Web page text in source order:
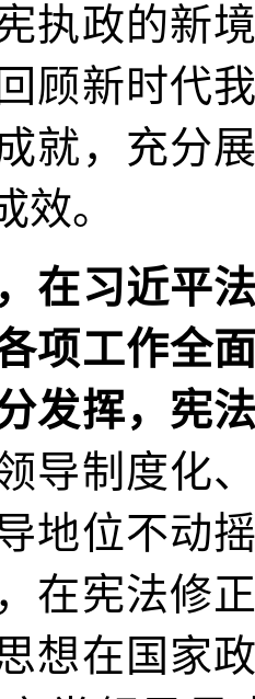
执政的新
顾新时代
就，充分
效。
在习近平
项工作全
发挥，宪
导制度化
地位不动
在宪法修
想在国家